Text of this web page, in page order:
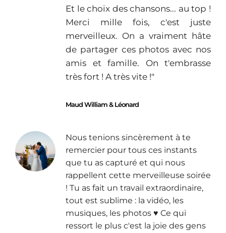
Et le choix des chansons... au top !
Merci mille fois, c'est juste
merveilleux. On a vraiment hâte
de partager ces photos avec nos
amis et famille. On t'embrasse
très fort ! A très vite !"
Maud William & Léonard
Nous tenions sincèrement à te
remercier pour tous ces instants
que tu as capturé et qui nous
rappellent cette merveilleuse soirée
! Tu as fait un travail extraordinaire,
tout est sublime : la vidéo, les
musiques, les photos ♥︎ Ce qui
ressort le plus c'est la joie des gens